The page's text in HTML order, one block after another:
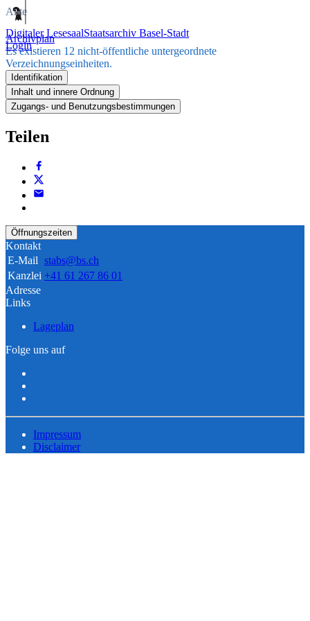
Digitaler LesesaalStaatsarchiv Basel-Stadt
Login
Akte
Archivplan
Es existieren 12 nicht-öffentliche untergeordnete
Verzeichnungseinheiten.
Identifikation
Inhalt und innere Ordnung
Zugangs- und Benutzungsbestimmungen
Teilen
Öffnungszeiten
Kontakt
E-Mail stabs@bs.ch
Kanzlei +41 61 267 86 01
Adresse
Links
Lageplan
Folge uns auf
Impressum
Disclaimer